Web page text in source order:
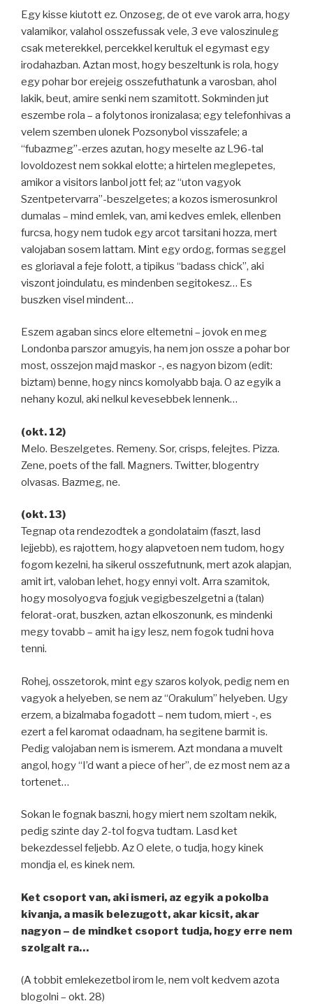
Egy kisse kiutott ez. Onzoseg, de ot eve varok arra, hogy
valamikor, valahol osszefussak vele, 3 eve valoszinuleg
csak meterekkel, percekkel kerultuk el egymast egy
irodahazban. Aztan most, hogy beszeltunk is rola, hogy
egy pohar bor erejeig osszefuthatunk a varosban, ahol
lakik, beut, amire senki nem szamitott. Sokminden jut
eszembe rola – a folytonos ironizalasa; egy telefonhivas a
velem szemben ulonek Pozsonybol visszafele; a
“fubazmeg”-erzes azutan, hogy meselte az L96-tal
lovoldozest nem sokkal elotte; a hirtelen meglepetes,
amikor a visitors lanbol jott fel; az “uton vagyok
Szentpetervarra”-beszelgetes; a kozos ismerosunkrol
dumalas – mind emlek, van, ami kedves emlek, ellenben
furcsa, hogy nem tudok egy arcot tarsitani hozza, mert
valojaban sosem lattam. Mint egy ordog, formas seggel
es gloriaval a feje folott, a tipikus “badass chick”, aki
viszont joindulatu, es mindenben segitokesz… Es
buszken visel mindent…
Eszem agaban sincs elore eltemetni – jovok en meg
Londonba parszor amugyis, ha nem jon ossze a pohar bor
most, osszejon majd maskor -, es nagyon bizom (edit:
biztam) benne, hogy nincs komolyabb baja. O az egyik a
nehany kozul, aki nelkul kevesebbek lennenk…
(okt. 12)
Melo. Beszelgetes. Remeny. Sor, crisps, felejtes. Pizza.
Zene, poets of the fall. Magners. Twitter, blogentry
olvasas. Bazmeg, ne.
(okt. 13)
Tegnap ota rendezodtek a gondolataim (faszt, lasd
lejjebb), es rajottem, hogy alapvetoen nem tudom, hogy
fogom kezelni, ha sikerul osszefutnunk, mert azok alapjan,
amit irt, valoban lehet, hogy ennyi volt. Arra szamitok,
hogy mosolyogva fogjuk vegigbeszelgetni a (talan)
felorat-orat, buszken, aztan elkoszonunk, es mindenki
megy tovabb – amit ha igy lesz, nem fogok tudni hova
tenni.
Rohej, osszetorok, mint egy szaros kolyok, pedig nem en
vagyok a helyeben, se nem az “Orakulum” helyeben. Ugy
erzem, a bizalmaba fogadott – nem tudom, miert -, es
ezert a fel karomat odaadnam, ha segitene barmit is.
Pedig valojaban nem is ismerem. Azt mondana a muvelt
angol, hogy “I’d want a piece of her”, de ez most nem az a
tortenet…
Sokan le fognak baszni, hogy miert nem szoltam nekik,
pedig szinte day 2-tol fogva tudtam. Lasd ket
bekezdessel feljebb. Az O elete, o tudja, hogy kinek
mondja el, es kinek nem.
Ket csoport van, aki ismeri, az egyik a pokolba
kivanja, a masik belezugott, akar kicsit, akar
nagyon – de mindket csoport tudja, hogy erre nem
szolgalt ra…
(A tobbit emlekezetbol irom le, nem volt kedvem azota
blogolni – okt. 28)